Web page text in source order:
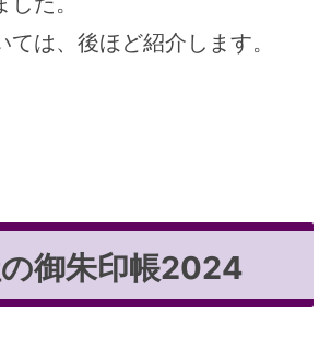
は、後ほど紹介します。
御朱印帳2024